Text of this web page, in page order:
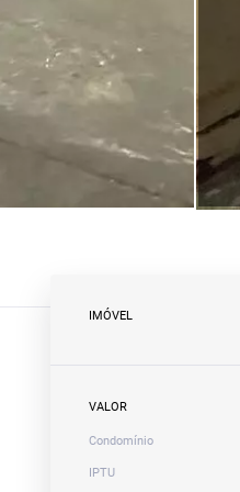
IMÓVEL
VALOR
Condomínio
IPTU